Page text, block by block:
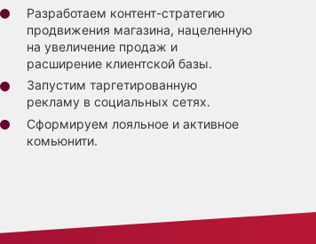
Разработаем контент-стратегию
продвижения магазина, нацеленную
на увеличение продаж и
расширение клиентской базы.
Запустим таргетированную
рекламу в социальных сетях.
Сформируем лояльное и активное
комьюнити.